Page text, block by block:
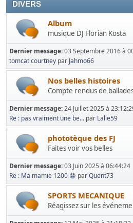
DIVERS
Album
musique DJ Florian Kosta
Dernier message:03 Septembre 2016 à
tomcat courtney par Jahmo66
Nos belles histoires
Compte rendus de
Dernier message:24 Juillet 2025 à
Re : pas vraiment une be... par Lalie59
phototèque des FJ
Faites voir vos belles
Dernier message:03 Juin 2025 à 06:44:24
Re : Ma mamie 1200 😁 parQuent73
SPORTS MECANIQUE
Réagissez sur les